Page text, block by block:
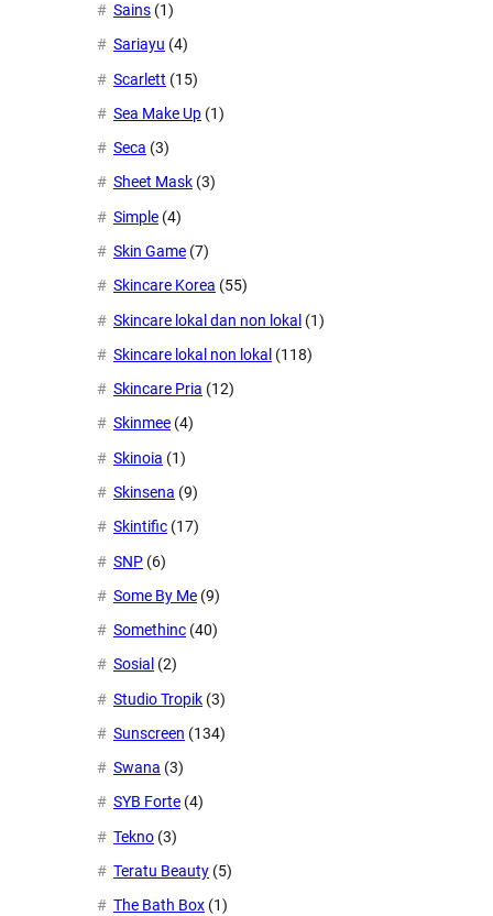
Sains (1)
Sariayu (4)
Scarlett (15)
Sea Make Up (1)
Seca (3)
Sheet Mask (3)
Simple (4)
Skin Game (7)
Skincare Korea (55)
Skincare lokal dan non lokal (1)
Skincare lokal non lokal (118)
Skincare Pria (12)
Skinmee (4)
Skinoia (1)
Skinsena (9)
Skintific (17)
SNP (6)
Some By Me (9)
Somethinc (40)
Sosial (2)
Studio Tropik (3)
Sunscreen (134)
Swana (3)
SYB Forte (4)
Tekno (3)
Teratu Beauty (5)
The Bath Box (1)